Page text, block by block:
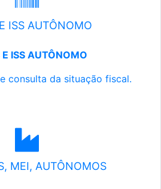
ISS AUTÔNOMO
ISS AUTÔNOMO
consulta da situação fiscal.
MEI, AUTÔNOMOS